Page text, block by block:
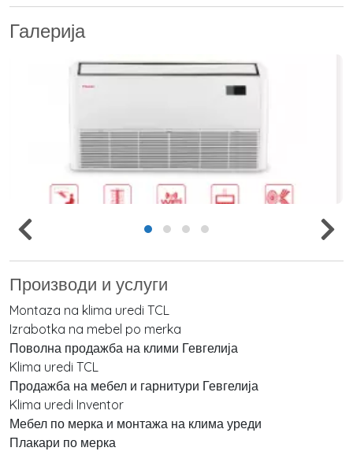
Галерија
Производи и услуги
Montaza na klima uredi TCL
Izrabotka na mebel po merka
Поволна продажба на клими Гевгелија
Klima uredi TCL
Продажба на мебел и гарнитури Гевгелија
Klima uredi Inventor
Мебел по мерка и монтажа на клима уреди
Плакари по мерка